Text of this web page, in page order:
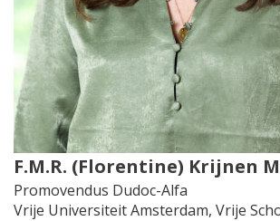
F.M.R. (Florentine) Krijnen
Promovendus Dudoc-Alfa
Vrije Universiteit Amsterdam, Vrije